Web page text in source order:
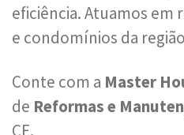
eficiência. Atuamos em
e condomínios da
Conte com a Master
de Reformas e
CE.